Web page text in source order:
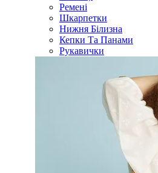
Ремені
Шкарпетки
Нижня Білизна
Кепки Та Панами
Рукавички